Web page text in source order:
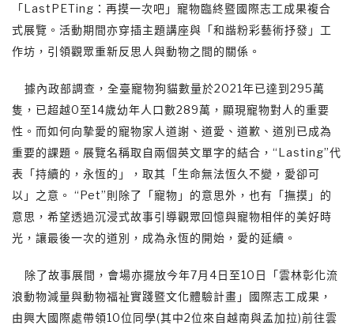
「LastPETing：再摸一次吧」寵物臨終暨國際志工成果複合
式展覽。活動期間亦穿插主題講座與「和諧粉彩藝術抒發」工
作坊，引領觀眾重新反思人與動物之間的關係。
據內政部調查，全臺寵物狗貓數量於2021年已達到295萬
隻，已超越0至14歲幼年人口數289萬，顯現寵物對人的重要
性。而如何向摯愛的寵物家人道謝、道愛、道歉、道別已成為
重要的課題。展覽名稱取自兩個英文單字的結合，“Lasting”代
表「持續的，永恆的」，取其「生命無法恆久不變，愛卻可
以」之意。 “Pet”則除了「寵物」的意思外，也有「撫摸」的
意思，希望透過沉浸式故事引導觀眾回憶與寵物相伴的美好時
光，讓最後一次的道別，成為永恆的開始，愛的延續。
除了故事展間，會場亦擺放今年7月4日至10日「雲林彰化流
浪動物減量與動物福祉實踐暨文化體驗計畫」國際志工成果，
由興大國際處帶領10位同學(其中2位來自越南與孟加拉)前往雲